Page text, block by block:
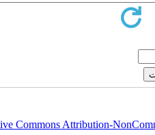
Commons Attribution-